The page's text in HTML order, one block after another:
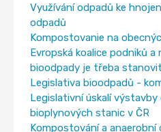
Využívání odpadů ke
odpadů
Kompostovanie na
Evropská koalice podniků a
bioodpady je třeba
Legislativa bioodpadů -
Legislativní úskalí
bioplynových stanic v ČR
Kompostování a anaerobní